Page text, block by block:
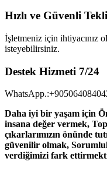
Hızlı ve Güvenli
İşletmeniz için ihtiyacınız
isteyebilirsiniz.
Destek Hizmeti 7/24
Daha iyi bir yaşam için
insana değer vermek,
çıkarlarımızın önünde
güvenilir olmak,
verdiğimizi fark